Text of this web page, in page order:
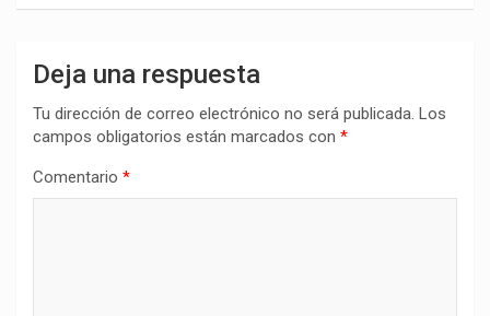
Deja una respuesta
Tu dirección de correo electrónico no será publicada. Los
campos obligatorios están marcados con *
Comentario *